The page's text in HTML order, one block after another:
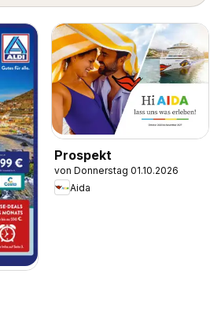
Prospekt
von Donnerstag 01.10.2026
Aida